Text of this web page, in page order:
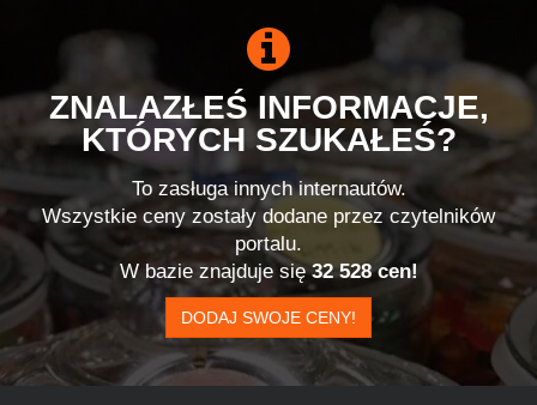
ZNALAZŁEŚ INFORMACJE,
KTÓRYCH SZUKAŁEŚ?
To zasługa innych internautów.
Wszystkie ceny zostały dodane przez czytelników
portalu.
W bazie znajduje się32 528 cen!
DODAJ SWOJE CENY!